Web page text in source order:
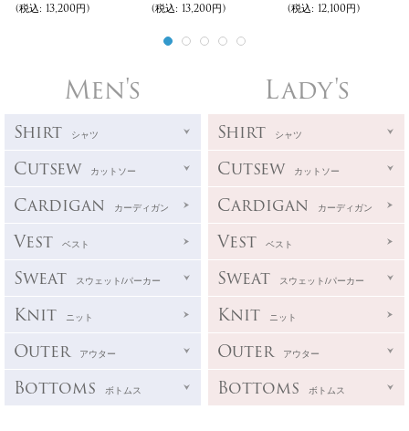
(税込: 13,200円) (税込: 13,200円) (税込: 12,100円)
Men's
Shirt シャツ
Cutsew カットソー
Cardigan カーディガン
Vest ベスト
Sweat スウェット/パーカー
Knit ニット
Outer アウター
Bottoms ボトムス
Lady's
Shirt シャツ
Cutsew カットソー
Cardigan カーディガン
Vest ベスト
Sweat スウェット/パーカー
Knit ニット
Outer アウター
Bottoms ボトムス